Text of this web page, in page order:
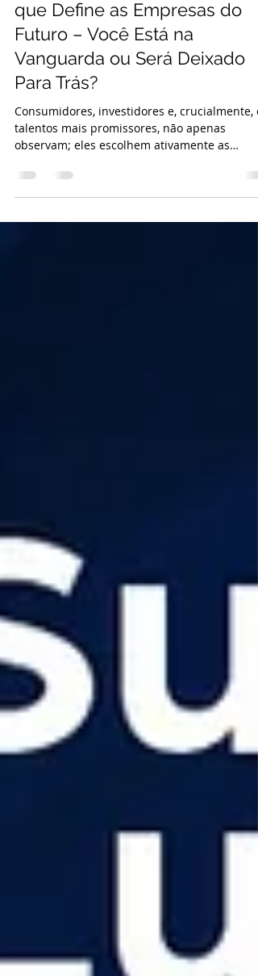
ESG: O Imperativo Estratégico
que Define as Empresas do
Futuro – Você Está na
Vanguarda ou Será Deixado
Para Trás?
Consumidores, investidores e, crucialmente,
observam; eles escolhem ativamente as
organizações que demonstram um